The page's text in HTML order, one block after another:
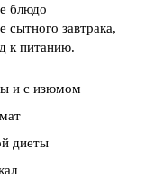
блюдо
сытного завтрака,
к питанию.
и с изюмом
диеты